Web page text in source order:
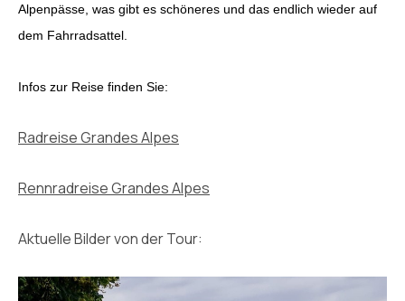
Alpenpässe, was gibt es schöneres und das endlich wieder auf
dem Fahrradsattel.
Infos zur Reise finden Sie:
Radreise Grandes Alpes
Rennradreise Grandes Alpes
Aktuelle Bilder von der Tour: